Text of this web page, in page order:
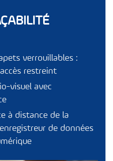
verrouillables :
restreint
visuel avec
à distance de la
de données